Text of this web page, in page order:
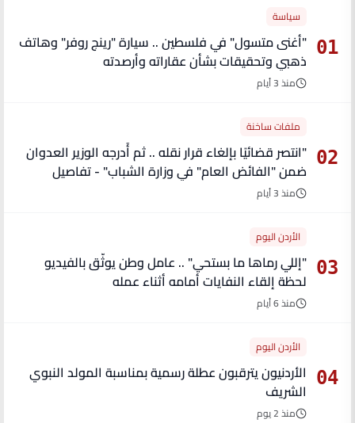
01
سياسة
"أغنى متسول" في فلسطين .. سيارة "رينج روفر" وهاتف
ذهبي وتحقيقات بشأن عقاراته وأرصدته
منذ 3 أيام
02
ملفات ساخنة
"انتصر قضائيًا بإلغاء قرار نقله .. ثم أُدرجه الوزير العدوان
ضمن "الفائض العام" في وزارة الشباب" - تفاصيل
منذ 3 أيام
03
الأردن اليوم
"إللي رماها ما بستحي" .. عامل وطن يوثّق بالفيديو
لحظة إلقاء النفايات أمامه أثناء عمله
منذ 6 أيام
04
الأردن اليوم
الأردنيون يترقبون عطلة رسمية بمناسبة المولد النبوي
الشريف
منذ 2 يوم